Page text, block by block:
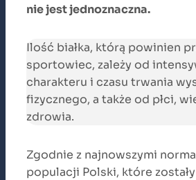
nie jest jednoznaczna.
Ilość białka, którą powinien
sportowiec, zależy od
charakteru i czasu trwania
fizycznego, a także od płci,
zdrowia.
Zgodnie z najnowszymi
populacji Polski, które